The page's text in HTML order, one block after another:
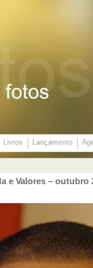
Livros Lançamento
e Valores – outubro